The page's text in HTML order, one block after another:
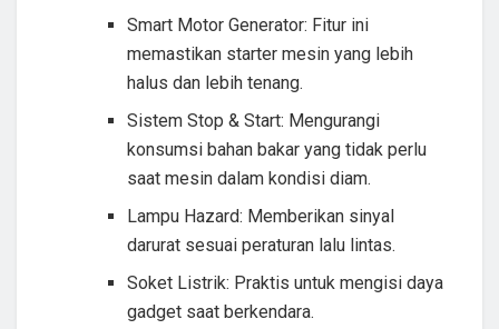
Smart Motor Generator: Fitur ini
memastikan starter mesin yang lebih
halus dan lebih tenang.
Sistem Stop & Start: Mengurangi
konsumsi bahan bakar yang tidak perlu
saat mesin dalam kondisi diam.
Lampu Hazard: Memberikan sinyal
darurat sesuai peraturan lalu lintas.
Soket Listrik: Praktis untuk mengisi daya
gadget saat berkendara.